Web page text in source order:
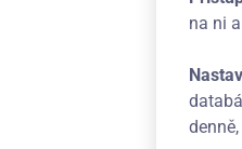
na ni